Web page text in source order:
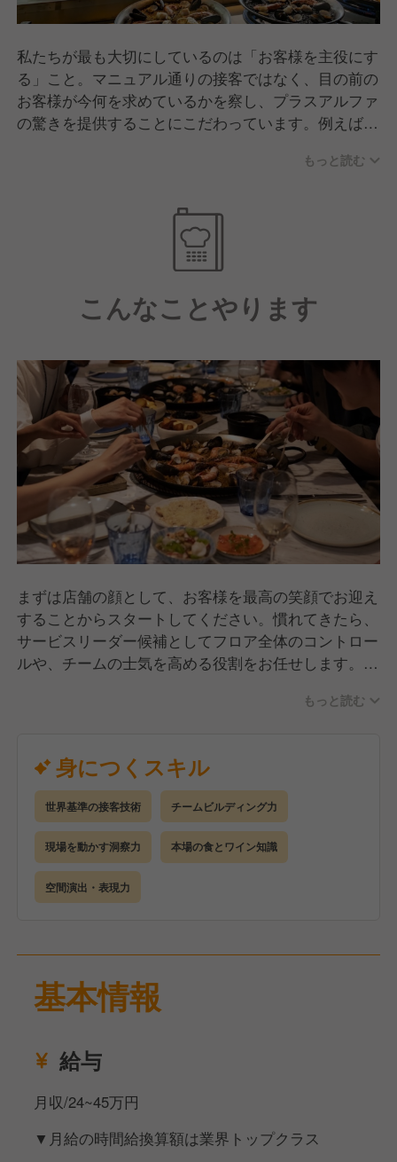
私たちが最も大切にしているのは「お客様を主役にす
る」こと。マニュアル通りの接客ではなく、目の前の
お客様が今何を求めているかを察し、プラスアルファ
の驚きを提供することにこだわっています。例えば、
ただくか。私たちはこれを「エンターテインメント」
ーフェクト・モーメント（最高の瞬間）」を創るため
に、一人ひとりが自ら考え、行動することを何よりも
もっと読む
こんなことやります
まずは店舗の顔として、お客様を最高の笑顔でお迎え
することからスタートしてください。慣れてきたら、
サービスリーダー候補としてフロア全体のコントロー
ルや、チームの士気を高める役割をお任せします。
地よい距離感の接客、ワインの提案、そしてお店全体
ます。単に料理を運ぶだけではない、店舗をプロデュ
ースする感覚で、あなたの個性を活かしたサービスを
追求していってください。
もっと読む
身につくスキル
世界基準の接客技術 チームビルディング力
現場を動かす洞察力 本場の食とワイン知識
空間演出・表現力
基本情報
給与
月収/24~45万円
▼月給の時間給換算額は業界トップクラス